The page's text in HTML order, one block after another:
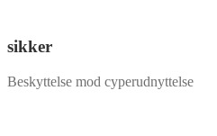
sikker
Beskyttelse mod cyperudnyttelse